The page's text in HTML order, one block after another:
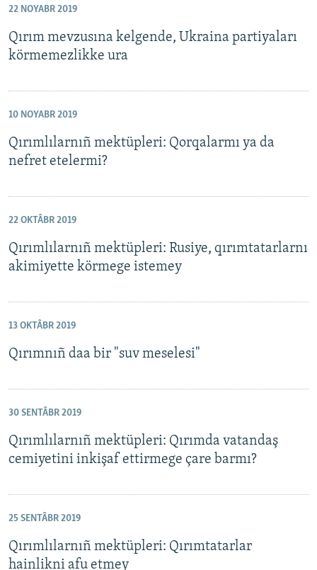
22 NOYABR 2019
Qırım mevzusına kelgende, Ukraina partiyaları
körmemezlikke ura
10 NOYABR 2019
Qırımlılarnıñ mektüpleri: Qorqalarmı ya da
nefret etelermi?
22 OKTÂBR 2019
Qırımlılarnıñ mektüpleri: Rusiye, qırımtatarlarnı
akimiyette körmege istemey
13 OKTÂBR 2019
Qırımnıñ daa bir "suv meselesi"
30 SENTÂBR 2019
Qırımlılarnıñ mektüpleri: Qırımda vatandaş
cemiyetini inkişaf ettirmege çare barmı?
25 SENTÂBR 2019
Qırımlılarnıñ mektüpleri: Qırımtatarlar
hainlikni afu etmey